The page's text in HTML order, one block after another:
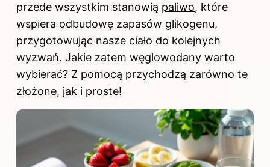
przede wszystkim stanowią paliwo, które
wspiera odbudowę zapasów glikogenu,
przygotowując nasze ciało do kolejnych
wyzwań. Jakie zatem węglowodany warto
wybierać? Z pomocą przychodzą zarówno te
złożone, jak i proste!